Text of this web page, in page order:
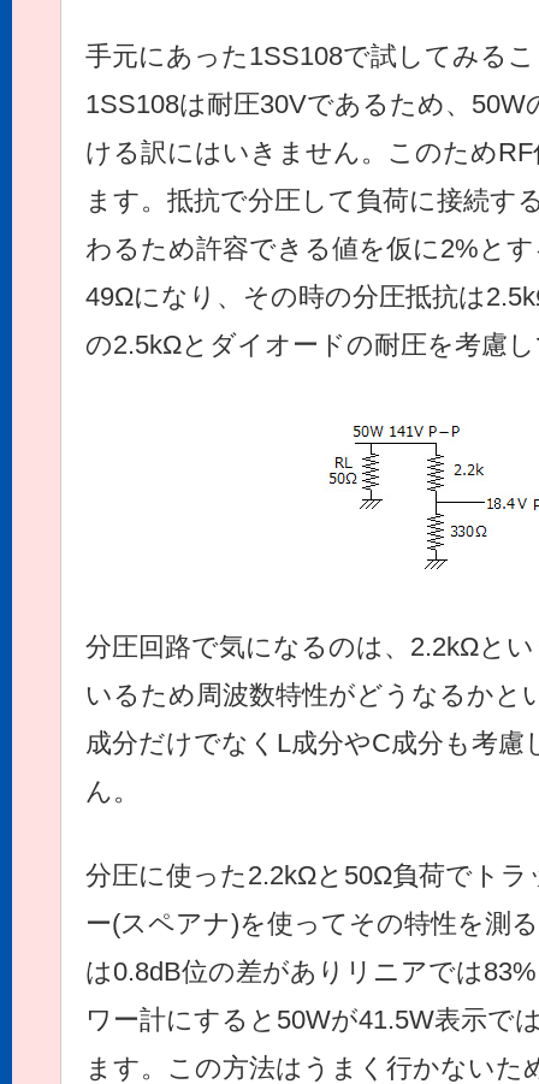
手元にあった1SS108で試してみる
1SS108は耐圧30Vであるため、50W
ける訳にはいきません。このため
ます。抵抗で分圧して負荷に接続す
わるため許容できる値を仮に2%と
49Ωになり、その時の分圧抵抗は
の2.5kΩとダイオードの耐圧を考慮
分圧回路で気になるのは、2.2kΩと
いるため周波数特性がどうなるかと
成分だけでなくL成分やC成分も考
ん。
分圧に使った2.2kΩと50Ω負荷でト
ー(スペアナ)を使ってその特性を測
は0.8dB位の差がありリニアでは
ワー計にすると50Wが41.5W表示で
ます。この方法はうまく行かないた